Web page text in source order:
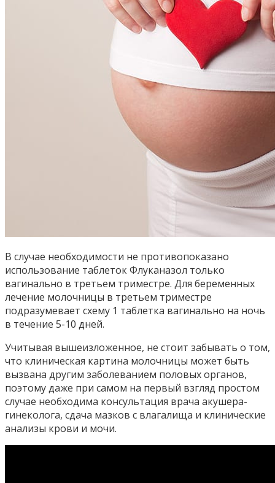
В случае необходимости не противопоказано
использование таблеток Флуканазол только
вагинально в третьем триместре. Для беременных
лечение молочницы в третьем триместре
подразумевает схему 1 таблетка вагинально на ночь
в течение 5-10 дней.
Учитывая вышеизложенное, не стоит забывать о том,
что клиническая картина молочницы может быть
вызвана другим заболеванием половых органов,
поэтому даже при самом на первый взгляд простом
случае необходима консультация врача акушера-
гинеколога, сдача мазков с влагалища и клинические
анализы крови и мочи.